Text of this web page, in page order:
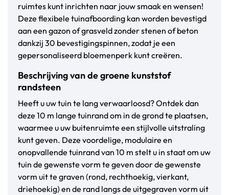
ruimtes kunt inrichten naar jouw smaak en wensen!
Deze flexibele tuinafboording kan worden bevestigd
aan een gazon of grasveld zonder stenen of beton
dankzij 30 bevestigingspinnen, zodat je een
gepersonaliseerd bloemenperk kunt creëren.
Beschrijving van de groene kunststof
randsteen
Heeft u uw tuin te lang verwaarloosd? Ontdek dan
deze 10 m lange tuinrand om in de grond te plaatsen,
waarmee u uw buitenruimte een stijlvolle uitstraling
kunt geven. Deze voordelige, modulaire en
onopvallende tuinrand van 10 m stelt u in staat om uw
tuin de gewenste vorm te geven door de gewenste
vorm uit te graven (rond, rechthoekig, vierkant,
driehoekig) en de rand langs de uitgegraven vorm uit